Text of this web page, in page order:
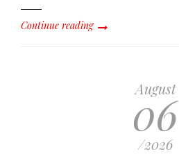
Continue reading
August
06
/2026